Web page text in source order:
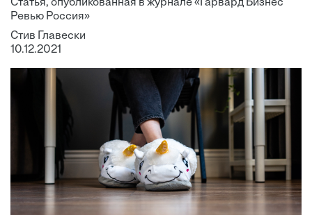
Статья, опубликованная в журнале «Гарвард Бизнес
Ревью Россия»
Стив Главески
10.12.2021